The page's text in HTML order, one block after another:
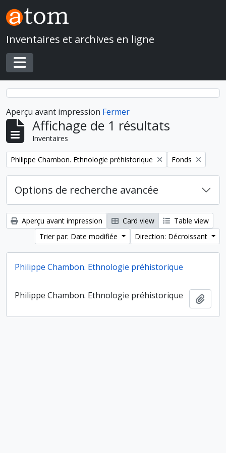
Skip to main content
Inventaires et archives en ligne
Toggle navigation
Aperçu avant impression Fermer
Affichage de 1 résultats
Inventaires
Remove filter:
Philippe Chambon. Ethnologie préhistorique Remove filter:
Fonds
Options de recherche avancée
Aperçu avant impression Card view
Table view
Trier par: Date modifiée
Direction: Décroissant
Philippe Chambon. Ethnologie préhistorique
Philippe Chambon. Ethnologie préhistorique